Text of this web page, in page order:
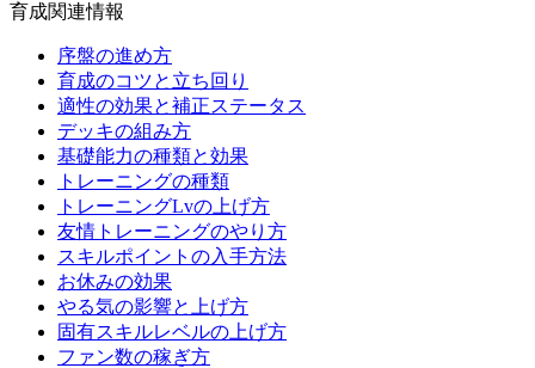
育成関連情報
序盤の進め方
育成のコツと立ち回り
適性の効果と補正ステータス
デッキの組み方
基礎能力の種類と効果
トレーニングの種類
トレーニングLvの上げ方
友情トレーニングのやり方
スキルポイントの入手方法
お休みの効果
やる気の影響と上げ方
固有スキルレベルの上げ方
ファン数の稼ぎ方